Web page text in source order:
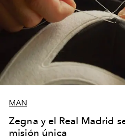
MAN
Zegna y el Real Madrid
misión única